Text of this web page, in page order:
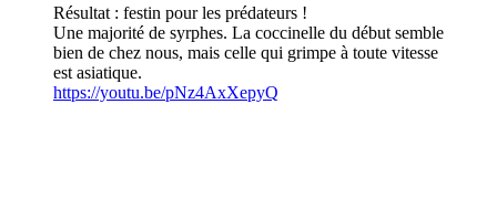
Résultat : festin pour les prédateurs !
Une majorité de syrphes. La coccinelle du début semble
bien de chez nous, mais celle qui grimpe à toute vitesse
est asiatique.
https://youtu.be/pNz4AxXepyQ